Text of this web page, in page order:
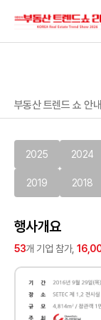
부동산 트렌드 쇼 안내
2025 2024
2019 2018
행사개요
53개 기업 참가,